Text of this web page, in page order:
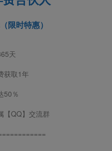
限时特惠）
天
获取1年
50％
【QQ】交流群